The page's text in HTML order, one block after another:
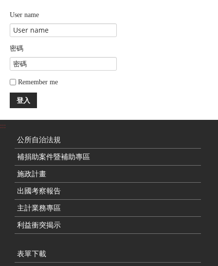
User name
密碼
Remember me
登入
:::
公所自治法規
補捐助案件暨補助專區
施政計畫
出國考察報告
主計業務專區
利益衝突揭示
表單下載